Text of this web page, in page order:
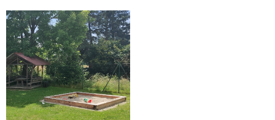
Anmelden
SPIELGERÄTE